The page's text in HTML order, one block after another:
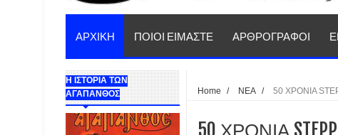
ΑΡΧΙΚΗ ΠΟΙΟΙ ΕΙΜΑΣΤΕ ΑΡΘΡΟΓΡΑΦΟΙ
Η ΙΣΤΟΡΙΑ ΤΩΝ
ΑΓΑΠΑΝΘΟΣ
Home / ΝΕΑ / 50 ΧΡΟΝΙΑ
50 ΧΡΟΝΙΑ